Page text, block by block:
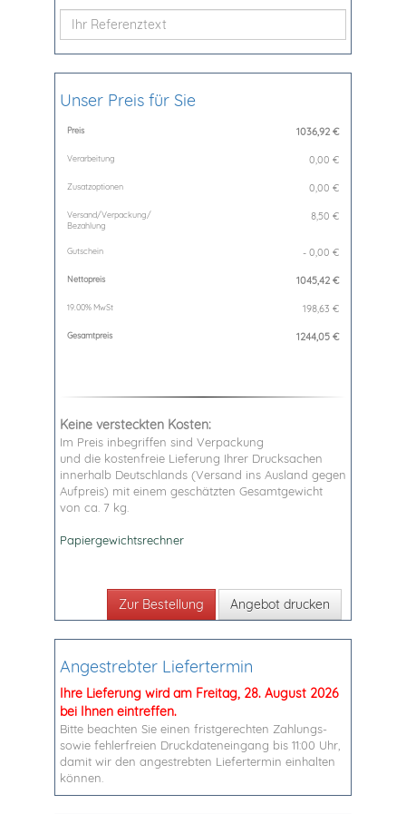
Unser Preis für Sie
Preis 1036,92€
Verarbeitung 0,00 €
Zusatzoptionen 0,00 €
Versand/Verpackung/
Bezahlung
8,50 €
Gutschein - 0,00 €
Nettopreis 1045,42€
19.00% MwSt 198,63 €
Gesamtpreis 1244,05€
Keine versteckten Kosten:
Im Preis inbegriffen sind Verpackung
und die kostenfreie Lieferung Ihrer Drucksachen
innerhalb Deutschlands (Versand ins Ausland gegen
Aufpreis) mit einem geschätzten Gesamtgewicht
von ca. 7 kg.
Papiergewichtsrechner
Angebot drucken
Angestrebter Liefertermin
Ihre Lieferung wird am Freitag, 28. August 2026
bei Ihnen eintreffen.
Bitte beachten Sie einen fristgerechten Zahlungs-
sowie fehlerfreien Druckdateneingang bis 11:00 Uhr,
damit wir den angestrebten Liefertermin einhalten
können.